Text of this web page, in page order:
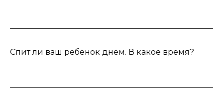
Спит ли ваш ребёнок днём. В какое время?